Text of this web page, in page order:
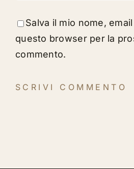
Salva il mio nome,
questo browser per la
commento.